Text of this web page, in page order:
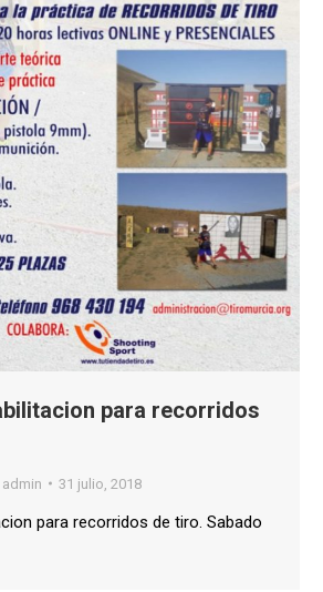
para recorridos
admin 31 julio, 2018
para recorridos de tiro. Sabado